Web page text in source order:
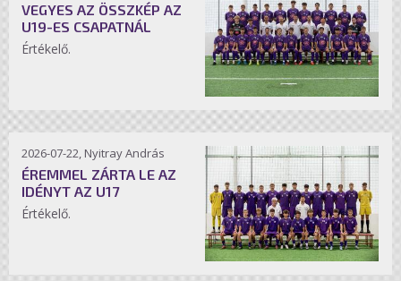
VEGYES AZ ÖSSZKÉP AZ
U19-ES CSAPATNÁL
Értékelő.
2026-07-22, Nyitray András
ÉREMMEL ZÁRTA LE AZ
IDÉNYT AZ U17
Értékelő.